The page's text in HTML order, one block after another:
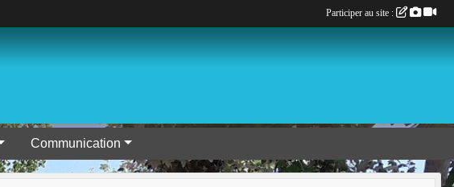
Communication
Participer au site :